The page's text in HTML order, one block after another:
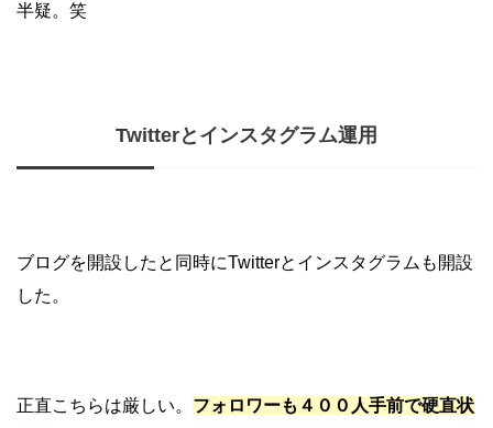
半疑。笑
Twitterとインスタグラム運用
ブログを開設したと同時にTwitterとインスタグラムも開設
した。
正直こちらは厳しい。 フォロワーも４００人手前で硬直状